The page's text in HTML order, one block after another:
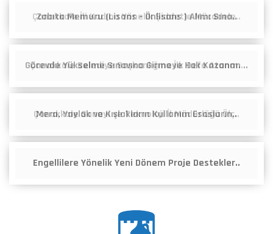
Zabıta Memuru (Lisans - Önlisans ) Alımı Sına..
Görevde Yükselme Sınavına Girmeye Hak Kazanan ..
Mera, Yaylak ve Kışlakların Kullanım Esasların..
Engellilere Yönelik Yeni Dönem Proje Destekler..